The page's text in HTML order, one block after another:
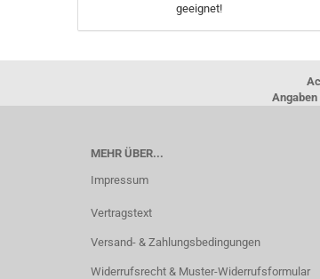
geeignet!
MEHR ÜBER...
Impressum
Vertragstext
Versand- & Zahlungsbedingungen
Widerrufsrecht & Muster-Widerrufsformular